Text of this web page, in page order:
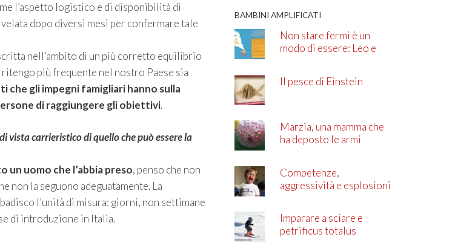
l’aspetto logistico e di disponibilità di
dopo diversi mesi per confermare tale
nell’ambito di un più corretto equilibrio
più frequente nel nostro Paese sia
che gli impegni famigliari hanno sulla
di raggiungere gli obiettivi.
vista carrieristico di quello che può essere la
un uomo che l’abbia preso, penso che non
non la seguono adeguatamente. La
l’unità di misura: giorni, non settimane
di introduzione in Italia.
BAMBINI AMPLIFICATI
Non stare fermi è un
modo di essere: Leo e
Il pesce di Einstein
Marzia, una mamma che
ha deposto le armi
Competenze,
aggressività e esplosioni
Imparare a sciare e
petrificus totalus